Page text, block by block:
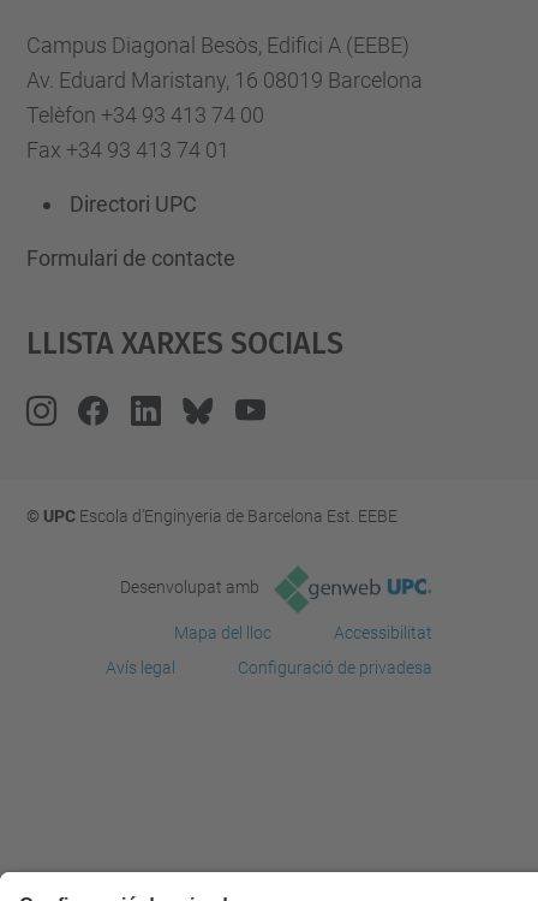
Campus Diagonal Besòs, Edifici A (EEBE)
Av. Eduard Maristany, 16 08019 Barcelona
Telèfon +34 93 413 74 00
Fax +34 93 413 74 01
Directori UPC
Formulari de contacte
Llista Xarxes Socials
© UPCEscola d'Enginyeria de Barcelona Est. EEBE
Desenvolupat amb
Mapa del lloc
Accessibilitat
Avís legal
Configuració de privadesa